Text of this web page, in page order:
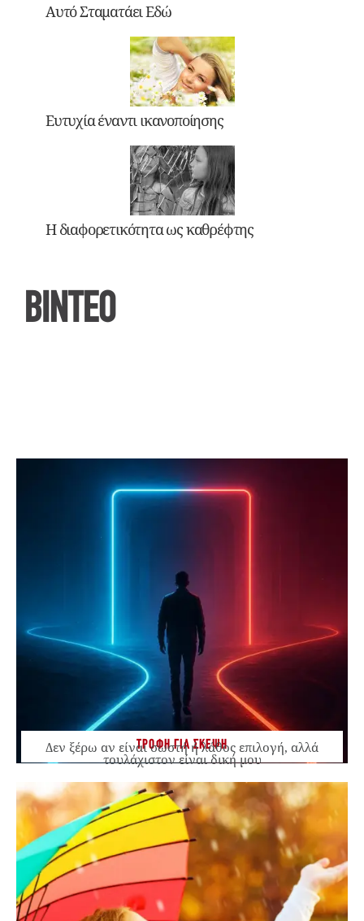
Αυτό Σταματάει Εδώ
Ευτυχία έναντι ικανοποίησης
Η διαφορετικότητα ως καθρέφτης
ΒΙΝΤΕΟ
ΤΡΟΦΗ ΓΙΑ ΣΚΕΨΗ
Δεν ξέρω αν είναι σωστή ή λάθος επιλογή, αλλά
τουλάχιστον είναι δική μου